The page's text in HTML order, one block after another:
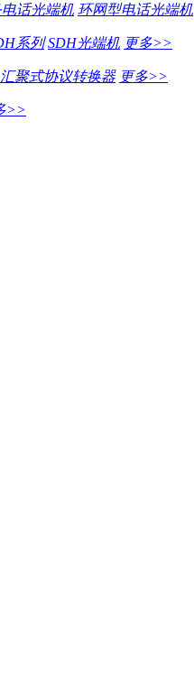
话光端机 环网型电话光端机
系列 SDH光端机 更多>>
汇聚式协议转换器 更多>>
>>